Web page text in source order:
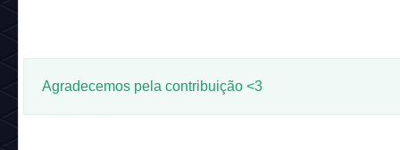
Agradecemos pela contribuição <3